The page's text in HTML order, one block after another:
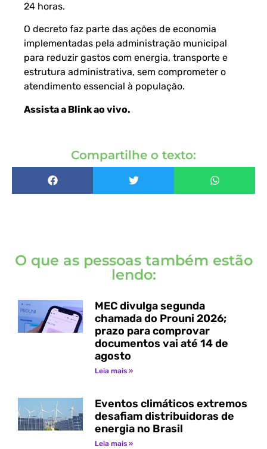
24 horas.
O decreto faz parte das ações de economia
implementadas pela administração municipal
para reduzir gastos com energia, transporte e
estrutura administrativa, sem comprometer o
atendimento essencial à população.
Assista a Blink ao vivo.
Compartilhe o texto:
O que as pessoas também estão
lendo:
MEC divulga segunda
chamada do Prouni 2026;
prazo para comprovar
documentos vai até 14 de
agosto
Leia mais »
Eventos climáticos extremos
desafiam distribuidoras de
energia no Brasil
Leia mais »